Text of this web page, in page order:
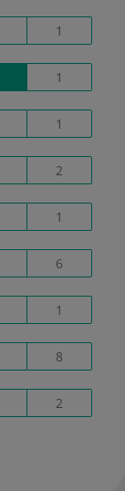
1
1
1
2
1
6
1
8
2